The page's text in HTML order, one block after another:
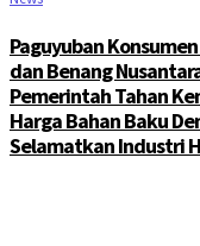
Paguyuban
dan Benang
Pemerintah Tahan
Harga Bahan Baku
Selamatkan Industri